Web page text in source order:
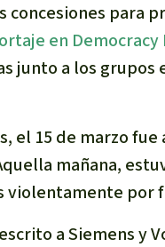
concesiones para
en Democracy
junto a los
el 15 de marzo
mañana,
violentamente por
a Siemens y